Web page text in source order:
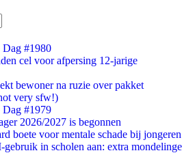
Dag #1980
cel voor afpersing 12-jarige
bewoner na ruzie over pakket
very sfw!)
Dag #1979
2026/2027 is begonnen
boete voor mentale schade bij jongeren
in scholen aan: extra mondelinge